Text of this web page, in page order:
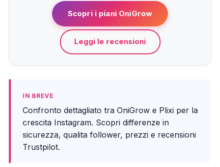
Scopri i piani OniGrow
Leggi le recensioni
IN BREVE
Confronto dettagliato tra OniGrow e Plixi per la
crescita Instagram. Scopri differenze in
sicurezza, qualita follower, prezzi e recensioni
Trustpilot.